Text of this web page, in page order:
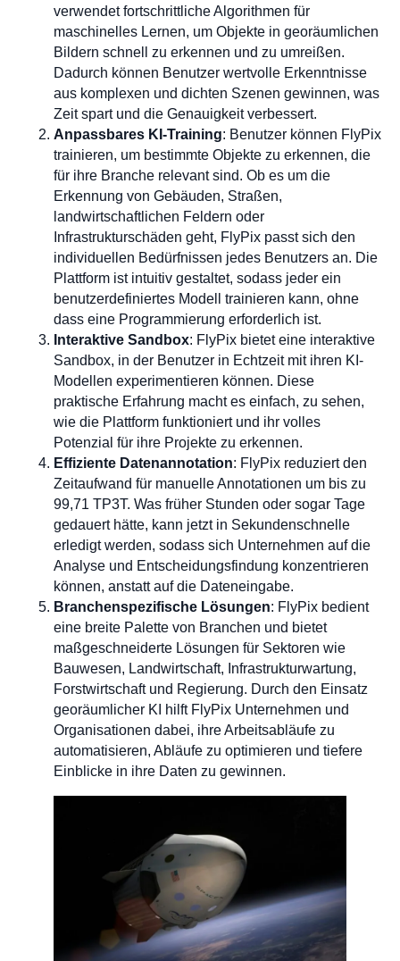
verwendet fortschrittliche Algorithmen für
maschinelles Lernen, um Objekte in georäumlichen
Bildern schnell zu erkennen und zu umreißen.
Dadurch können Benutzer wertvolle Erkenntnisse
aus komplexen und dichten Szenen gewinnen, was
Zeit spart und die Genauigkeit verbessert.
Anpassbares KI-Training: Benutzer können FlyPix
trainieren, um bestimmte Objekte zu erkennen, die
für ihre Branche relevant sind. Ob es um die
Erkennung von Gebäuden, Straßen,
landwirtschaftlichen Feldern oder
Infrastrukturschäden geht, FlyPix passt sich den
individuellen Bedürfnissen jedes Benutzers an. Die
Plattform ist intuitiv gestaltet, sodass jeder ein
benutzerdefiniertes Modell trainieren kann, ohne
dass eine Programmierung erforderlich ist.
Interaktive Sandbox: FlyPix bietet eine interaktive
Sandbox, in der Benutzer in Echtzeit mit ihren KI-
Modellen experimentieren können. Diese
praktische Erfahrung macht es einfach, zu sehen,
wie die Plattform funktioniert und ihr volles
Potenzial für ihre Projekte zu erkennen.
Effiziente Datenannotation: FlyPix reduziert den
Zeitaufwand für manuelle Annotationen um bis zu
99,71 TP3T. Was früher Stunden oder sogar Tage
gedauert hätte, kann jetzt in Sekundenschnelle
erledigt werden, sodass sich Unternehmen auf die
Analyse und Entscheidungsfindung konzentrieren
können, anstatt auf die Dateneingabe.
Branchenspezifische Lösungen: FlyPix bedient
eine breite Palette von Branchen und bietet
maßgeschneiderte Lösungen für Sektoren wie
Bauwesen, Landwirtschaft, Infrastrukturwartung,
Forstwirtschaft und Regierung. Durch den Einsatz
georäumlicher KI hilft FlyPix Unternehmen und
Organisationen dabei, ihre Arbeitsabläufe zu
automatisieren, Abläufe zu optimieren und tiefere
Einblicke in ihre Daten zu gewinnen.